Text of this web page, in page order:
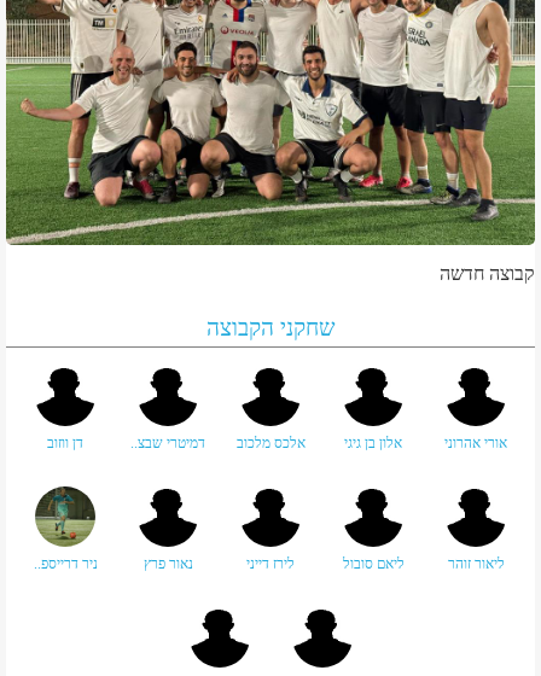
קבוצה חדשה
שחקני הקבוצה
אורי אהרוני אלון בן גיגי אלכס מלכוב דמיטרי שבצ.. דן ווזוב
ליאור זוהר ליאם סובול לירז דייני נאור פרץ ניר דרייספ..